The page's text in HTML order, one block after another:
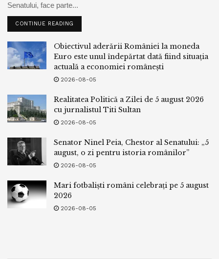
Senatului, face parte...
CONTINUE READING
Obiectivul aderării României la moneda
Euro este unul îndepărtat dată fiind situația
actuală a economiei românești
2026-08-05
Realitatea Politică a Zilei de 5 august 2026
cu jurnalistul Titi Sultan
2026-08-05
Senator Ninel Peia, Chestor al Senatului: „5
august, o zi pentru istoria românilor”
2026-08-05
Mari fotbaliști români celebrați pe 5 august
2026
2026-08-05